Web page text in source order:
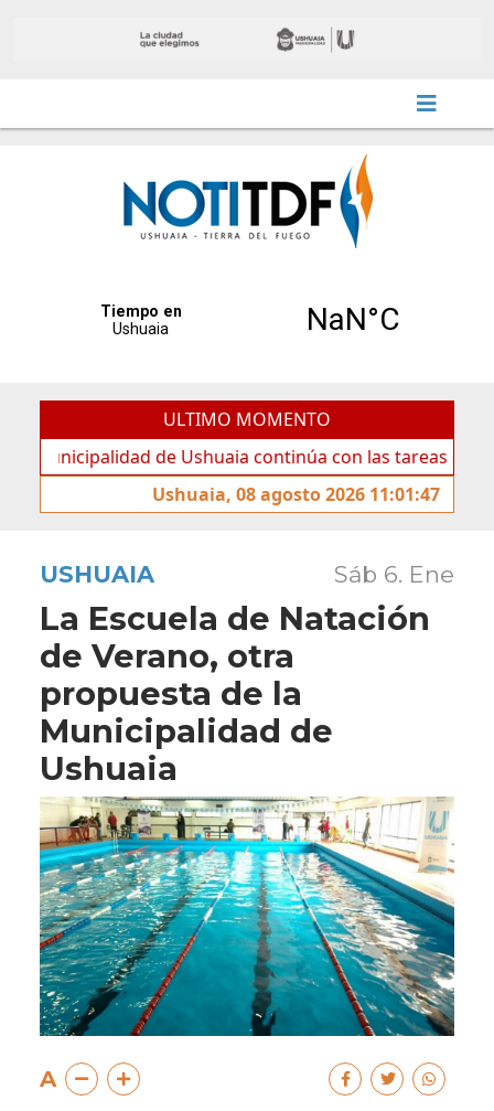
ULTIMO MOMENTO
de Ushuaia continúa con las tareas de
Ushuaia, 08 agosto 2026 11:01:47
USHUAIA Sáb 6. Ene
La Escuela de Natación
de Verano, otra
propuesta de la
Municipalidad de
Ushuaia
A